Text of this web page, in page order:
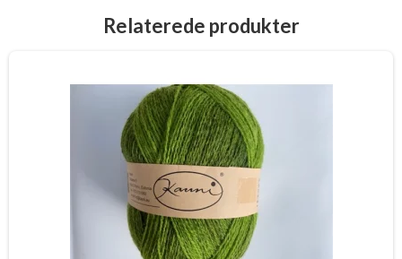
Relaterede produkter